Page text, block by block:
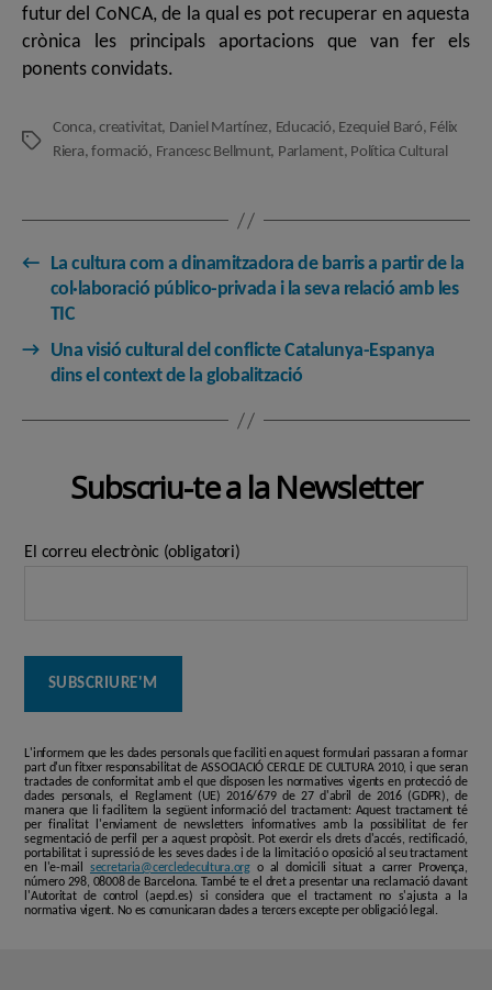
futur del CoNCA, de la qual es pot recuperar en aquesta
crònica les principals aportacions que van fer els
ponents convidats.
Etiquetes
Conca,creativitat, Daniel Martínez, Educació, Ezequiel Baró, Félix
Riera,formació, Francesc Bellmunt, Parlament, Política Cultural
←
La cultura com a dinamitzadora de barris a partir de la
col·laboració público-privada i la seva relació amb les
TIC
→
Una visió cultural del conflicte Catalunya-Espanya
dins el context de la globalització
Subscriu-te a la Newsletter
El correu electrònic (obligatori)
L'informem que les dades personals que faciliti en aquest formulari passaran a formar
part d'un fitxer responsabilitat de ASSOCIACIÓ CERCLE DE CULTURA 2010, i que seran
tractades de conformitat amb el que disposen les normatives vigents en protecció de
dades personals, el Reglament (UE) 2016/679 de 27 d'abril de 2016 (GDPR), de
manera que li facilitem la següent informació del tractament: Aquest tractament té
per finalitat l'enviament de newsletters informatives amb la possibilitat de fer
segmentació de perfil per a aquest propòsit. Pot exercir els drets d'accés, rectificació,
portabilitat i supressió de les seves dades i de la limitació o oposició al seu tractament
en l'e-mail secretaria@cercledecultura.orgo al domicili situat a carrer Provença,
número 298, 08008 de Barcelona. També te el dret a presentar una reclamació davant
l'Autoritat de control (aepd.es) si considera que el tractament no s'ajusta a la
normativa vigent. No es comunicaran dades a tercers excepte per obligació legal.